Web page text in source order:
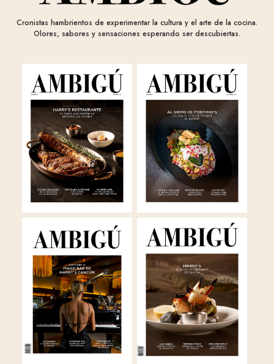
Cronistas hambrientos de experimentar la cultura y el arte de la cocina.
Olores, sabores y sensaciones esperando ser descubiertas.